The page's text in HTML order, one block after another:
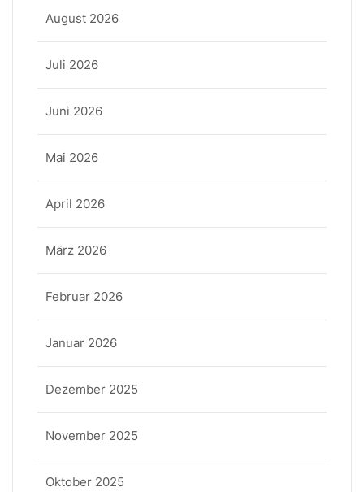
August 2026
Juli 2026
Juni 2026
Mai 2026
April 2026
März 2026
Februar 2026
Januar 2026
Dezember 2025
November 2025
Oktober 2025